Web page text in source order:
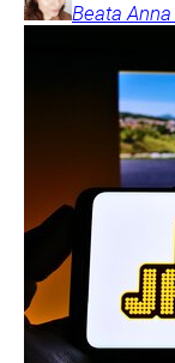
Beata Anna